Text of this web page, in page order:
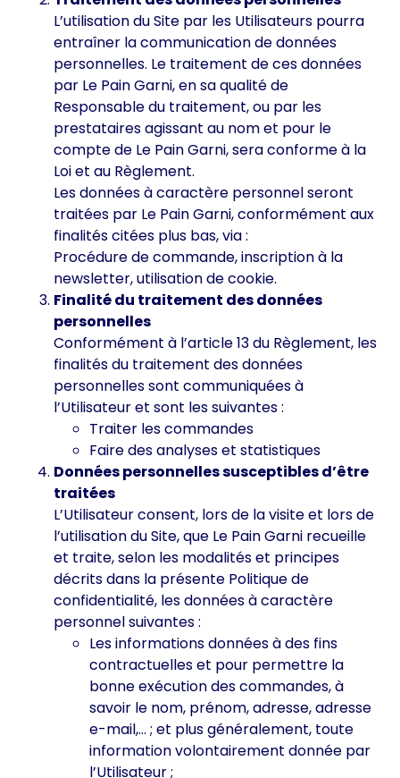
L’utilisation du Site par les Utilisateurs pourra
entraîner la communication de données
personnelles. Le traitement de ces données
par Le Pain Garni, en sa qualité de
Responsable du traitement, ou par les
prestataires agissant au nom et pour le
compte de Le Pain Garni, sera conforme à la
Loi et au Règlement.
Les données à caractère personnel seront
traitées par Le Pain Garni, conformément aux
finalités citées plus bas, via :
Procédure de commande, inscription à la
newsletter, utilisation de cookie.
Finalité du traitement des données
personnelles
Conformément à l’article 13 du Règlement, les
finalités du traitement des données
personnelles sont communiquées à
l’Utilisateur et sont les suivantes :
Traiter les commandes
Faire des analyses et statistiques
Données personnelles susceptibles d’être
traitées
L’Utilisateur consent, lors de la visite et lors de
l’utilisation du Site, que Le Pain Garni recueille
et traite, selon les modalités et principes
décrits dans la présente Politique de
confidentialité, les données à caractère
personnel suivantes :
Les informations données à des fins
contractuelles et pour permettre la
bonne exécution des commandes, à
savoir le nom, prénom, adresse, adresse
e-mail,… ; et plus généralement, toute
information volontairement donnée par
l’Utilisateur ;